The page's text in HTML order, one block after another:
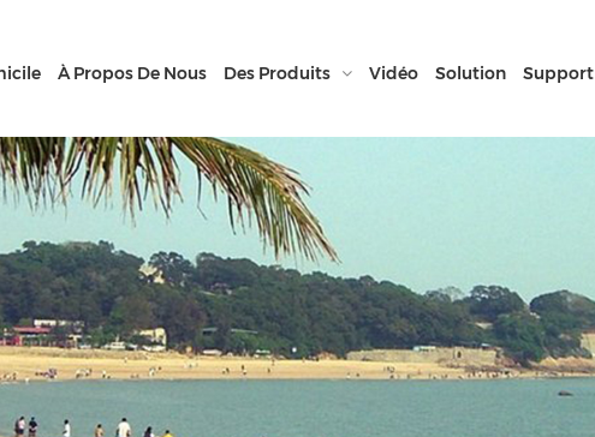
À Propos De Nous Des Produits Vidéo Solution Support